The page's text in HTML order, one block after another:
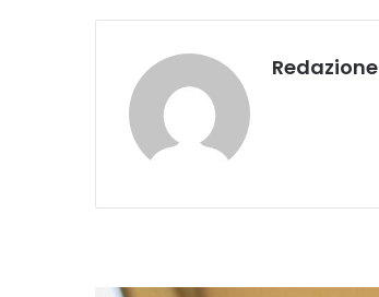
Redazione